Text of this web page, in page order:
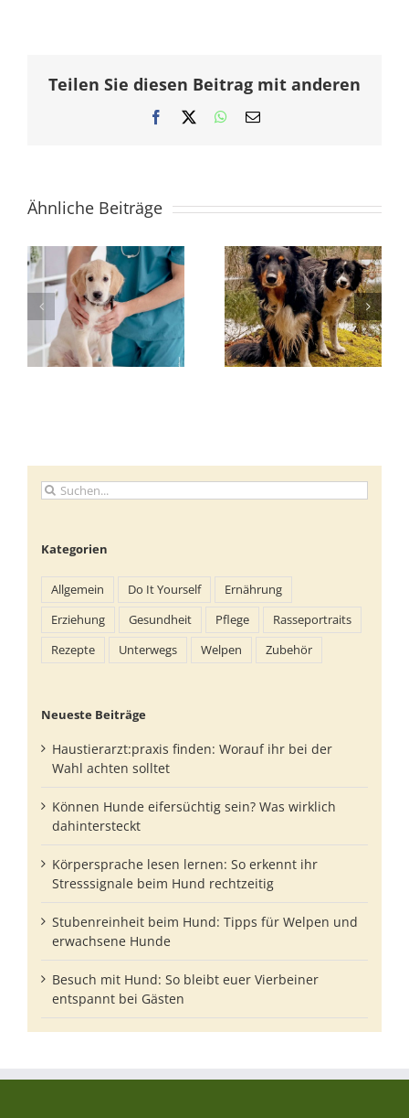
Teilen Sie diesen Beitrag mit anderen
Facebook WhatsApp
E-
Ähnliche Beiträge
Suche
Kategorien
Allgemein Do It Yourself
Ernährung
Erziehung
Gesundheit Pflege
Rasseportraits
Rezepte
Unterwegs Welpen Zubehör
Neueste Beiträge
Haustierarzt:praxis finden: Worauf ihr bei der
Wahl achten solltet
Können Hunde eifersüchtig sein? Was wirklich
dahintersteckt
Körpersprache lesen lernen: So erkennt ihr
Stresssignale beim Hund rechtzeitig
Stubenreinheit beim Hund: Tipps für Welpen und
erwachsene Hunde
Besuch mit Hund: So bleibt euer Vierbeiner
entspannt bei Gästen